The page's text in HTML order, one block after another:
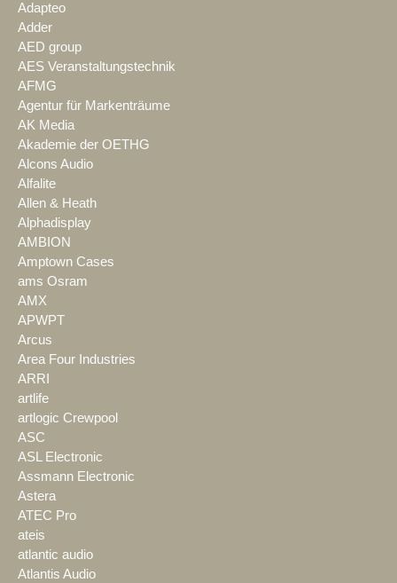
Adapteo
Adder
AED group
AES Veranstaltungstechnik
AFMG
Agentur für Markenträume
AK Media
Akademie der OETHG
Alcons Audio
Alfalite
Allen & Heath
Alphadisplay
AMBION
Amptown Cases
ams Osram
AMX
APWPT
Arcus
Area Four Industries
ARRI
artlife
artlogic Crewpool
ASC
ASL Electronic
Assmann Electronic
Astera
ATEC Pro
ateis
atlantic audio
Atlantis Audio